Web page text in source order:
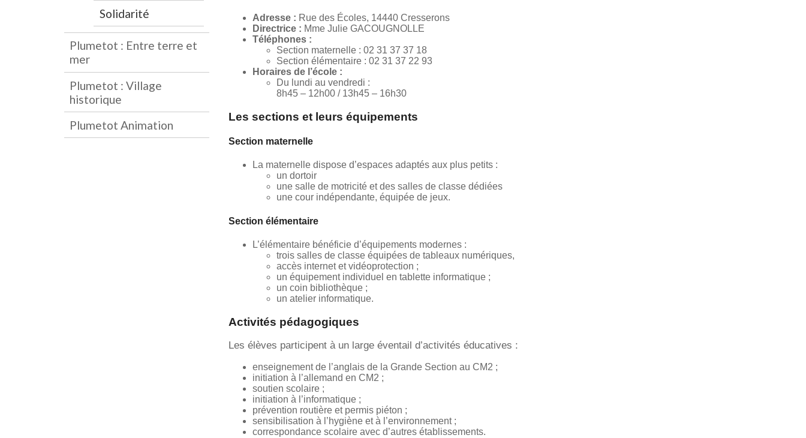
Solidarité
Plumetot : Entre terre et
mer
Plumetot : Village
historique
Plumetot Animation
Adresse : Rue des Écoles, 14440 Cresserons
Directrice : Mme Julie GACOUGNOLLE
Téléphones :
Section maternelle : 02 31 37 37 18
Section élémentaire : 02 31 37 22 93
Horaires de l’école :
Du lundi au vendredi :
8h45 – 12h00 / 13h45 – 16h30
Les sections et leurs équipements
Section maternelle
La maternelle dispose d’espaces adaptés aux plus petits :
un dortoir
une salle de motricité et des salles de classe dédiées
une cour indépendante, équipée de jeux.
Section élémentaire
L’élémentaire bénéficie d’équipements modernes :
trois salles de classe équipées de tableaux numériques,
accès internet et vidéoprotection ;
un équipement individuel en tablette informatique ;
un coin bibliothèque ;
un atelier informatique.
Activités pédagogiques
Les élèves participent à un large éventail d’activités éducatives :
enseignement de l’anglais de la Grande Section au CM2 ;
initiation à l’allemand en CM2 ;
soutien scolaire ;
initiation à l’informatique ;
prévention routière et permis piéton ;
sensibilisation à l’hygiène et à l’environnement ;
correspondance scolaire avec d’autres établissements.